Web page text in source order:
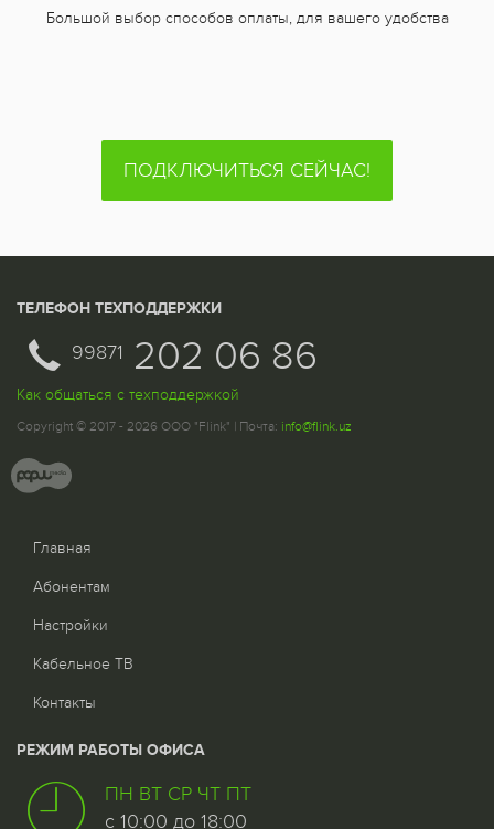
Большой выбор способов оплаты, для вашего удобства
ПОДКЛЮЧИТЬСЯ СЕЙЧАС!
ТЕЛЕФОН ТЕХПОДДЕРЖКИ
99871 202 06 86
Как общаться с техподдержкой
Copyright © 2017 - 2026 ООО "Flink" | Почта: info@flink.uz
Главная
Абонентам
Настройки
Кабельное ТВ
Контакты
РЕЖИМ РАБОТЫ ОФИСА
ПН ВТ СР ЧТ ПТ
с 10:00 до 18:00